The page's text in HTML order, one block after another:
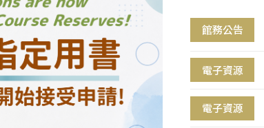
館務公告
電子資源
電子資源